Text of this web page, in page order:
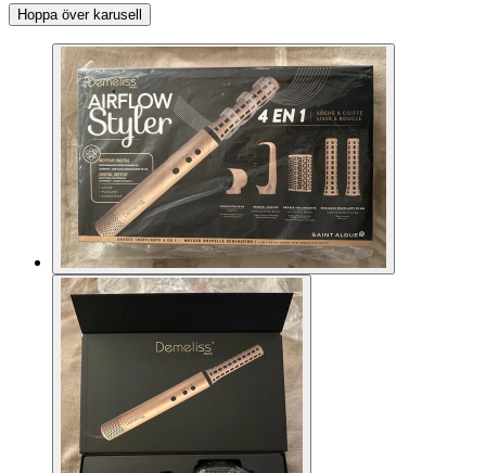
Hoppa över karusell